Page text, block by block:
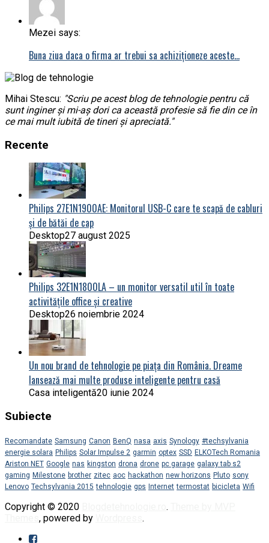
Mezei says:
Buna ziua daca o firma ar trebui sa achiziționeze aceste…
Mihai Stescu: "Scriu pe acest blog de tehnologie pentru că
sunt inginer și mi-aș dori ca această profesie să fie din ce în
ce mai mult iubită de tineri și apreciată."
Recente
Philips 27E1N1900AE: Monitorul USB-C care te scapă de cabluri
și de bătăi de cap
Desktop27 august 2025
Philips 32E1N1800LA – un monitor versatil util în toate
activitățile office și creative
Desktop26 noiembrie 2024
Un nou brand de tehnologie pe piața din România. Dreame
lansează mai multe produse inteligente pentru casă
Casa inteligentă20 iunie 2024
Subiecte
Recomandate Samsung Canon BenQ nasa axis Synology #techsylvania
energie solara Philips Solar Impulse 2 garmin optex SSD ELKOTech Romania
Ariston NET Google nas kingston drona drone pc garage galaxy tab s2
gaming Milestone brother zitec aoc hackathon new horizons Pluto sony
Lenovo Techsylvania 2015 tehnologie gps Internet termostat bicicleta Wifi
Copyright © 2020 .
, powered by .